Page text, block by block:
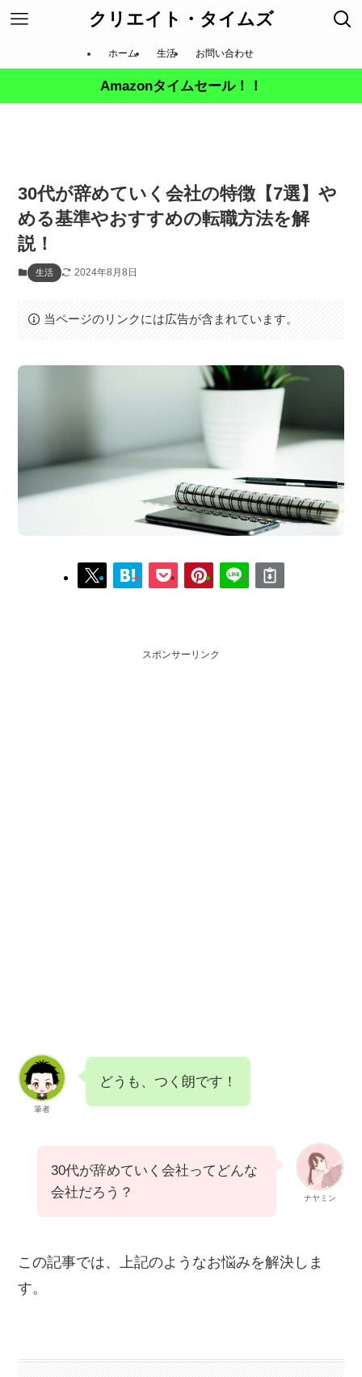
クリエイト・タイムズ
ホーム 生活 お問い合わせ
Amazonタイムセール！！
30代が辞めていく会社の特徴【7選】や
める基準やおすすめの転職方法を解
説！
生活 2024年8月8日
当ページのリンクには広告が含まれています。
スポンサーリンク
筆者
どうも、つく朗です！
ナヤミン
30代が辞めていく会社ってどんな
会社だろう？
この記事では、上記のようなお悩みを解決しま
す。